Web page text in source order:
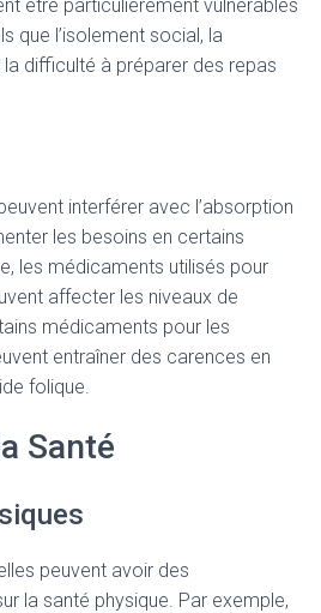
être particulièrement vulnérables
que l’isolement social, la
difficulté à préparer des repas
interférer avec l’absorption
les besoins en certains
les médicaments utilisés pour
affecter les niveaux de
médicaments pour les
entraîner des carences en
folique.
Santé
peuvent avoir des
la santé physique. Par exemple,